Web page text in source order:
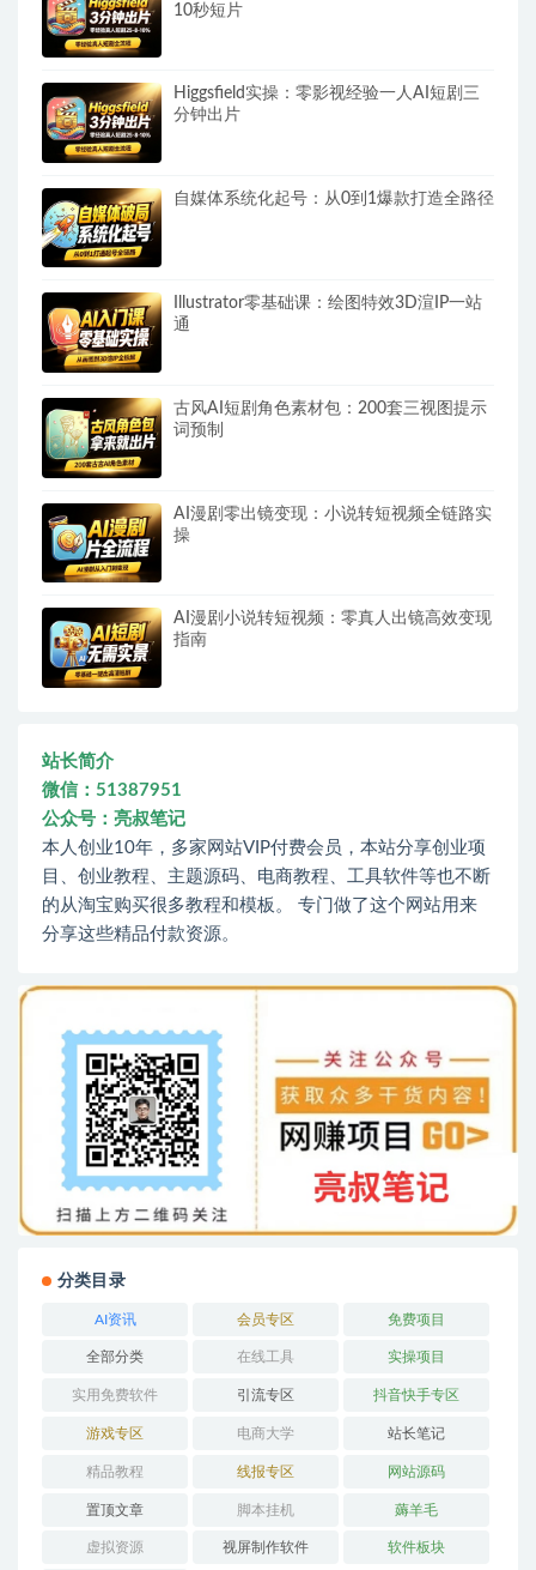
10秒短片
Higgsfield实操：零影视经验一人AI短剧三
分钟出片
自媒体系统化起号：从0到1爆款打造全路径
Illustrator零基础课：绘图特效3D渲IP一站
通
古风AI短剧角色素材包：200套三视图提示
词预制
AI漫剧零出镜变现：小说转短视频全链路实
操
AI漫剧小说转短视频：零真人出镜高效变现
指南
站长简介
微信：51387951
公众号：亮叔笔记
本人创业10年，多家网站VIP付费会员，本站分享创业项
目、创业教程、主题源码、电商教程、工具软件等也不断
的从淘宝购买很多教程和模板。 专门做了这个网站用来
分享这些精品付款资源。
分类目录
AI资讯 会员专区 免费项目
全部分类 在线工具 实操项目
实用免费软件 引流专区 抖音快手专区
游戏专区 电商大学 站长笔记
精品教程 线报专区 网站源码
置顶文章 脚本挂机 薅羊毛
虚拟资源 视屏制作软件 软件板块